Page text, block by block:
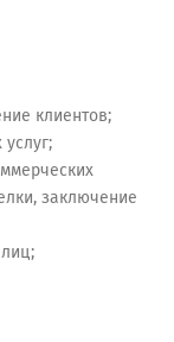
клиентов;
заключение